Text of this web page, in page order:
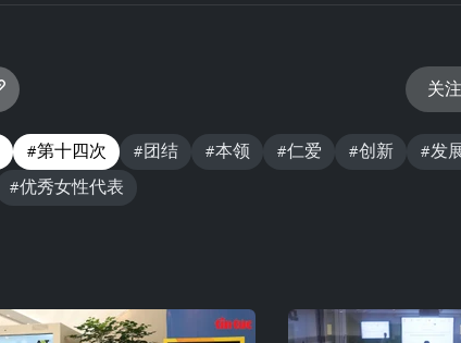
关
#第十四次 #团结 #本领 #仁爱 #创新 #发
#优秀女性代表